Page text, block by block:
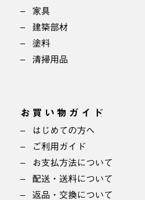
家具
建築部材
塗料
清掃用品
お買い物ガイド
はじめての方へ
ご利用ガイド
お支払方法について
配送・送料について
返品・交換について